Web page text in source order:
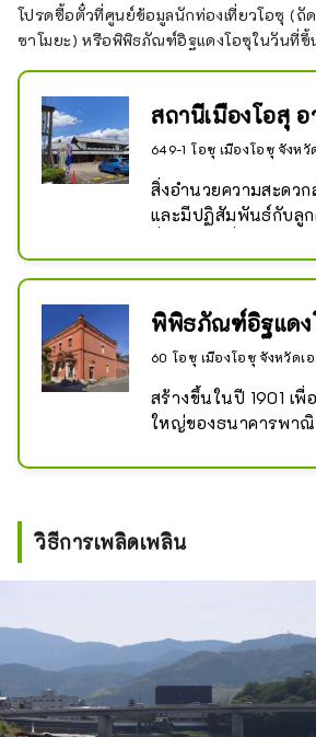
โปรดซื้อตั๋วที่ศูนย์ข้อมูลนักท่องเที่ยวโอซุ (ถั
ซาโมยะ) หรือพิพิธภัณฑ์อิฐแดงโอซุในวันที่ขึ้
สถานีเมืองโอสุ
649-1 โอซุ เมืองโอซุ จังหวั
สิ่งอำนวยความสะดว
และมีปฏิสัมพันธ์กับลูก
ครอบคลุม" รวมถึงผ
การท่องเที่ยว มุมจำห
ห้องน้ำ ฯลฯ และมีเจ้า
ความสะดวกประจำเ
หน้าที่อยู่เสมอ
พิพิธภัณฑ์อิฐแดง
60 โอซุ เมืองโอซุ จังหวัดเ
สร้างขึ้นในปี 1901 เพื่
ใหญ่ของธนาคารพาณิ
ปูด้วยกระเบื้องญี่ปุ่น ใ
เรือ การิว ซันโซสร้างเ
เจริญรุ่งเรืองทางเศ
และมีวัฒนธรรมในระ
ในอาคารหลักมีของที่
เฉพาะที่นี่เท่านั้น เช่น
สุคุณภาพสูง เครื่องป
ฝีมือ และผลิตภัณฑ์พิเ
วิธีการเพลิดเพลิน